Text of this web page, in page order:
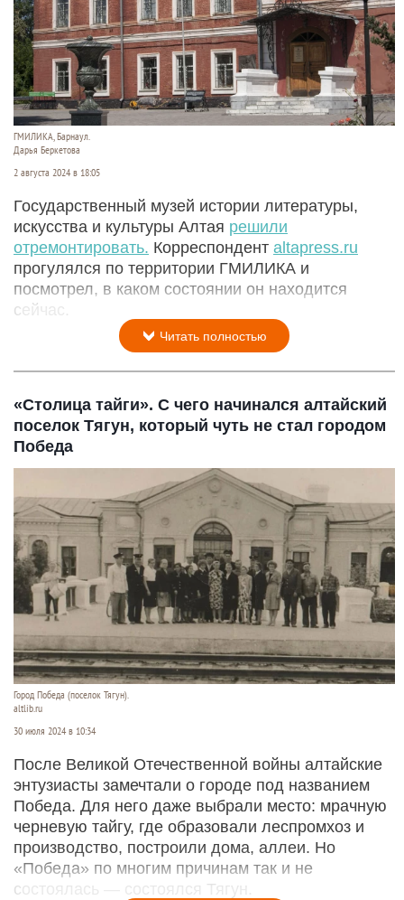
ГМИЛИКА, Барнаул.
Дарья Беркетова
2 августа 2024 в 18:05
Государственный музей истории литературы,
искусства и культуры Алтая решили
отремонтировать. Корреспондент altapress.ru
прогулялся по территории ГМИЛИКА и
посмотрел, в каком состоянии он находится
сейчас.
Читать полностью
«Столица тайги». С чего начинался алтайский
поселок Тягун, который чуть не стал городом
Победа
Город Победа (поселок Тягун).
altlib.ru
30 июля 2024 в 10:34
После Великой Отечественной войны алтайские
энтузиасты замечтали о городе под названием
Победа. Для него даже выбрали место: мрачную
черневую тайгу, где образовали леспромхоз и
производство, построили дома, аллеи. Но
«Победа» по многим причинам так и не
состоялась — состоялся Тягун.